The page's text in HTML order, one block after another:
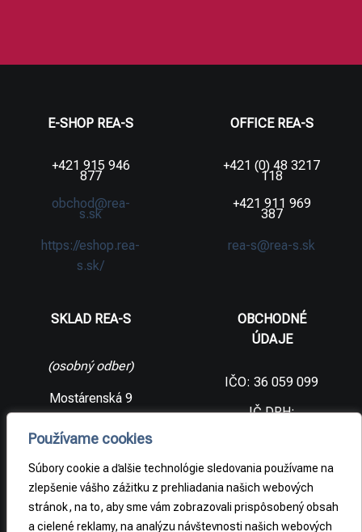
Používame cookies
Súbory cookie a ďalšie technológie sledovania používame na
zlepšenie vášho zážitku z prehliadania našich webových
stránok, na to, aby sme vám zobrazovali prispôsobený obsah
a cielené reklamy, na analýzu návštevnosti našich webových
E-SHOP REA-S
+421 915 946
877
obchod@rea-
s.sk
https://eshop.rea-
s.sk/
OFFICE REA-S
+421 (0) 48 3217
118
+421 911 969
387
rea-s@rea-s.sk
SKLAD REA-S
(osobný odber)
Mostárenská 9
republika
OBCHODNÉ
ÚDAJE
IČO: 36 059 099
IČ DPH:
2021733065
PRÁVNE